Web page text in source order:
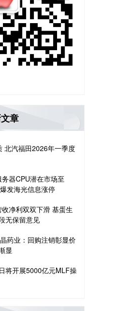
章
北汽福田2026年一季度
器CPU潜在市场至
发海光信息涨停
净利双双下滑 基蛋生
无保留意见
药业：回购注销彰显价
显
将开展5000亿元MLF操